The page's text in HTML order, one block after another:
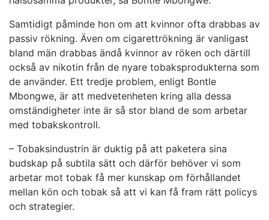
Samtidigt påminde hon om att kvinnor ofta drabbas av
passiv rökning. Även om cigarettrökning är vanligast
bland män drabbas ändå kvinnor av röken och därtill
också av nikotin från de nyare tobaksprodukterna som
de använder. Ett tredje problem, enligt Bontle
Mbongwe, är att medvetenheten kring alla dessa
omständigheter inte är så stor bland de som arbetar
med tobakskontroll.
– Tobaksindustrin är duktig på att paketera sina
budskap på subtila sätt och därför behöver vi som
arbetar mot tobak få mer kunskap om förhållandet
mellan kön och tobak så att vi kan få fram rätt policys
och strategier.